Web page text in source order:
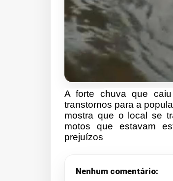
A forte chuva que
transtornos para a
mostra que o local se
motos que estavam
prejuízos
Nenhum comentário: